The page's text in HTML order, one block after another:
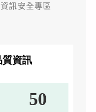
資訊安全專區